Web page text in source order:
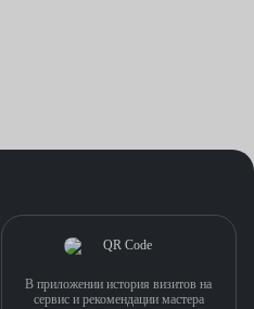
В приложении история визитов на
сервис и рекомендации мастера